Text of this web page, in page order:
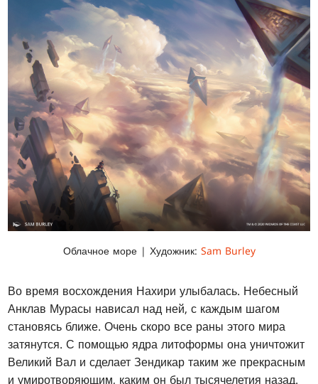
Облачное море | Художник: Sam Burley
Во время восхождения Нахири улыбалась. Небесный
Анклав Мурасы нависал над ней, с каждым шагом
становясь ближе. Очень скоро все раны этого мира
затянутся. С помощью ядра литоформы она уничтожит
Великий Вал и сделает Зендикар таким же прекрасным
и умиротворяющим, каким он был тысячелетия назад.